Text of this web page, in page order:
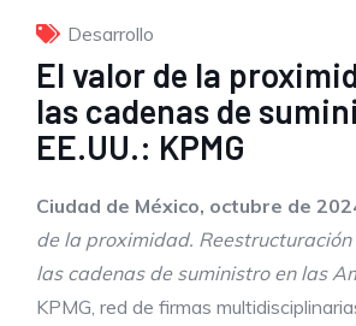
Desarrollo
El valor de la
las cadenas de
EE.UU.: KPMG
Ciudad de México, octubre de
de la proximidad.
las cadenas de suministro en las
KPMG, red de firmas